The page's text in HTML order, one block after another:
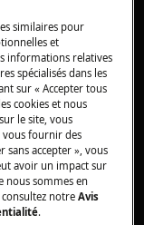
la
Electrolux
livraison.
label de
même les
renvoyez
comme
produit.
similaires pour
et
informations relatives
spécialisés dans les
sur « Accepter tous
cookies et nous
sur le site, vous
vous fournir des
sans accepter », vous
avoir un impact sur
nous sommes en
notreAvis
.